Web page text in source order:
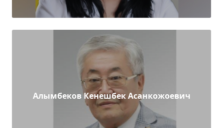
Алымбеков Кенешбек Асанкожоевич